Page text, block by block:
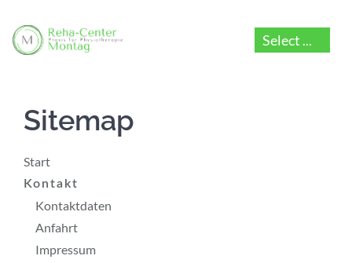
Sitemap
Start
Kontakt
Kontaktdaten
Anfahrt
Impressum